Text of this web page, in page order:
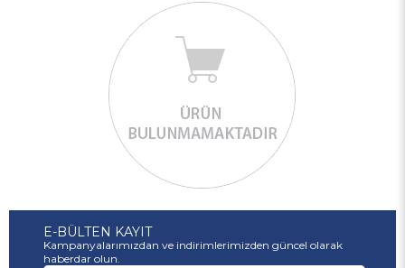
E-BÜLTEN KAYIT
Kampanyalarımızdan ve indirimlerimizden güncel olarak
haberdar olun.